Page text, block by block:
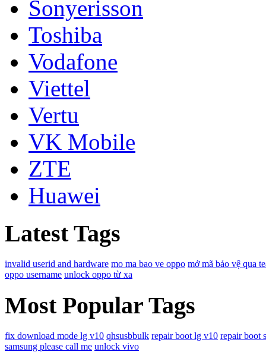
Sonyerisson
Toshiba
Vodafone
Viettel
Vertu
VK Mobile
ZTE
Huawei
Latest Tags
invalid userid and hardware mo ma bao ve oppo mở mã bảo vệ qua
oppo username unlock oppo từ xa
Most Popular Tags
fix download mode lg v10 qhsusbbulk repair boot lg v10 repair boot
samsung please call me unlock vivo